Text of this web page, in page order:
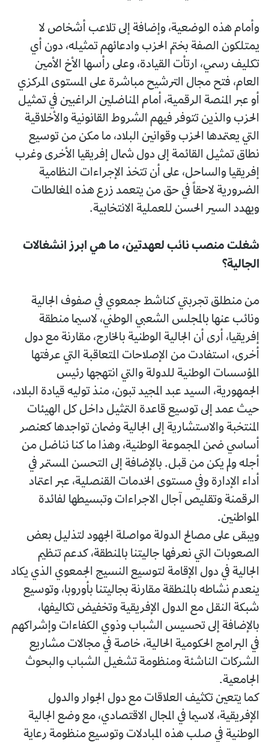
وأمام هذه الوضعية، وإضافة إلى تلاعب أشخاص لا
يمتلكون الصفة بختم الحزب وادعائهم تمثيله، دون أي
تكليف رسمي، ارتأت القيادة، وعلى رأسها الأخ الأمين
العام، فتح مجال الترشيح مباشرة على المستوى المركزي
أو عبر المنصة الرقمية، أمام المناضلين الراغبين في تمثيل
الحزب والذين تتوفر فيهم الشروط القانونية والأخلاقية
التي يعتمدها الحزب وقوانين البلاد، ما مكن من توسيع
نطاق تمثيل القائمة إلى دول شمال إفريقيا الأخرى وغرب
إفريقيا والساحل، على أن تتخذ الإجراءات النظامية
الضرورية لاحقاً في حق من يتعمد زرع هذه المغالطات
ويهدد السير الحسن للعملية الانتخابية.
شغلت منصب نائب لعهدتين، ما هي ابرز انشغالات
الجالية؟
من منطلق تجربتي كناشط جمعوي في صفوف الجالية
ونائب عنها بالمجلس الشعبي الوطني، لاسيما منطقة
إفريقيا، أرى أن الجالية الوطنية بالخارج، مقارنة مع دول
أخرى، استفادت من الإصلاحات المتعاقبة التي عرفتها
المؤسسات الوطنية للدولة والتي انتهجها رئيس
الجمهورية، السيد عبد المجيد تبون، منذ توليه قيادة البلاد،
حيث عمد إلى توسيع قاعدة التمثيل داخل كل الهيئات
المنتخبة والاستشارية إلى الجالية وضمان تواجدها كعنصر
أساسي ضمن المجموعة الوطنية، وهذا ما كنا نناضل من
أجله ولم يكن من قبل. بالإضافة إلى التحسن المستمر في
أداء الإدارة وفي مستوى الخدمات القنصلية، عبر اعتماد
الرقمنة وتقليص آجال الاجراءات وتبسيطها لفائدة
المواطنين.
ويبقى على مصالح الدولة مواصلة الجهود لتذليل بعض
الصعوبات التي نعرفها جاليتنا بالمنطقة، كدعم تنظيم
الجالية في دول الإقامة لتوسيع النسيج الجمعوي الذي يكاد
ينعدم نشاطه بالمنطقة مقارنة بجاليتنا بأوروبا، وتوسيع
شبكة النقل مع الدول الإفريقية وتخفيض تكاليفها،
بالإضافة إلى تحسيس الشباب وذوي الكفاءات وإشراكهم
في البرامج الحكومية الحالية، خاصة في مجالات مشاريع
الشركات الناشئة ومنظومة تشغيل الشباب والبحوث
الجامعية.
كما يتعين تكثيف العلاقات مع دول الجوار والدول
الإفريقية، لاسيما في المجال الاقتصادي، مع وضع الجالية
الوطنية في صلب هذه المبادلات وتوسيع منظومة رعاية